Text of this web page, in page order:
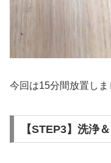
今回は15分間放置しま
【STEP3】洗浄